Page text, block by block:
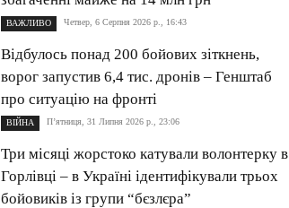
ВАЖЛИВО Четвер, 6 Серпня 2026 р., 16:43
Відбулось понад 200 бойових зіткнень,
ворог запустив 6,4 тис. дронів – Генштаб
про ситуацію на фронті
ВІЙНА П’ятниця, 31 Липня 2026 р., 23:06
Три місяці жорстоко катували волонтерку в
Горлівці – в Україні ідентифікували трьох
бойовиків із групи “бєзлєра”